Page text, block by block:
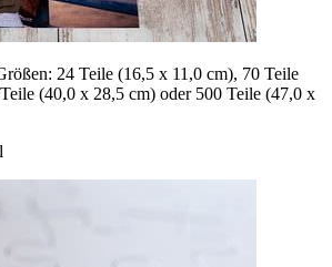
24 Teile (16,5 x 11,0 cm), 70 Teile
(40,0 x 28,5 cm) oder 500 Teile (47,0 x